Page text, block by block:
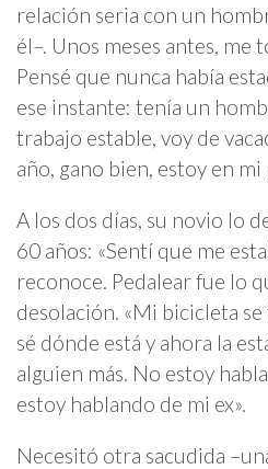
relación seria con un
él–. Unos meses antes, me
Pensé que nunca había
ese instante: tenía un
trabajo estable, voy de
año, gano bien, estoy en
A los dos días, su novio lo
60 años: «Sentí que me
reconoce. Pedalear fue lo
desolación. «Mi bicicleta
sé dónde está y ahora la
alguien más. No estoy
estoy hablando de mi ex».
Necesitó otra sacudida